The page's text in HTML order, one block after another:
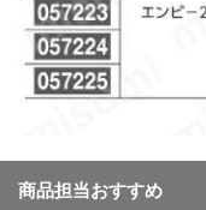
商品担当おすすめ